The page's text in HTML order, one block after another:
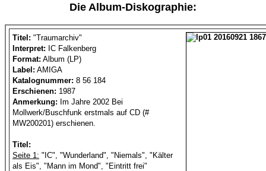
Die Album-Diskographie:
Titel: "Traumarchiv"
Interpret: IC Falkenberg
Format: Album (LP)
Label: AMIGA
Katalognummer: 8 56 184
Erschienen: 1987
Anmerkung: Im Jahre 2002 Bei
Mollwerk/Buschfunk erstmals auf CD (#
MW200201) erschienen.
Titel:
Seite 1: "IC", "Wunderland", "Niemals", "Kälter
als Eis", "Mann im Mond", "Eintritt frei"